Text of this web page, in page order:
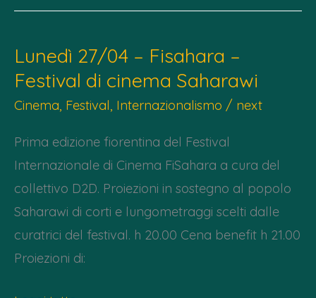
–
is
next
?
Lunedì 27/04 – Fisahara –
Festival di cinema Saharawi
Cinema, Festival, Internazionalismo / next
Prima edizione fiorentina del Festival
Internazionale di Cinema FiSahara a cura del
collettivo D2D. Proiezioni in sostegno al popolo
Saharawi di corti e lungometraggi scelti dalle
curatrici del festival. h 20.00 Cena benefit h 21.00
Proiezioni di: